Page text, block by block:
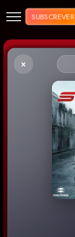
Muzik Plus
SUBSCREVER